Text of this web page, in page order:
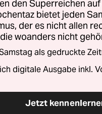
den Superreichen auf
bietet jeden
der es nicht allen
woanders nicht
als gedruckte
digitale Ausgabe inkl.
Jetzt